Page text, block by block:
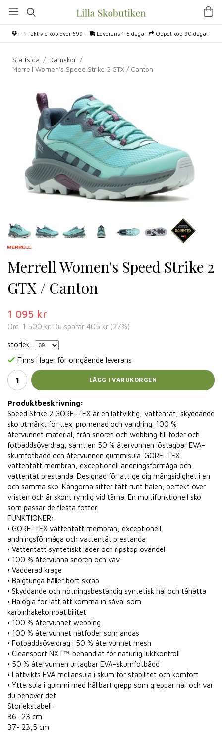
Fri frakt vid köp över 699:- Leverans 1-5 dagar Öppet köp 90 dagar
Startsida / Damskor /
Merrell Women's Speed Strike 2 GTX / Canton
Merrell Women's Speed Strike 2
GTX / Canton
1 095 kr
Ord. 1 500 kr. Du sparar 405 kr (27%)
storlek
Finns i lager för omgående leverans
LÄGG I VARUKORGEN
Produktbeskrivning:
Speed Strike 2 GORE-TEX ​​är en lättviktig, vattentät, skyddande
sko utmärkt för t.ex. promenad och vandring. 100 %
återvunnet material, från snören och webbing till foder och
fotbäddsöverdrag, samt en 50 % återvunnen löstagbar EVA-
skumfotbädd och återvunnen gummisula. GORE-TEX
vattentätt membran, exceptionell andningsförmåga och
vattentät prestanda. Designad för att ge dig mångsidighet i en
och samma sko. Kängorna sitter tätt runt hälen, perfekt över
vristen och är skönt rymlig vid tårna. En multifunktionell sko
som passar de flesta fötter.
FUNKTIONER:
• GORE-TEX vattentätt membran, exceptionell
andningsförmåga och vattentät prestanda
• Vattentätt syntetiskt läder och ripstop ovandel
• 100 % återvunna snören och väv
• Vadderad krage
• Bälgtunga håller bort skräp
• Skyddande och nötningsbeständig syntetisk häl och tåhätta
• Hälögla för lätt att komma in såväl som
karbinhakekompatibilitet
• 100 % återvunnet webbing
• 100 % återvunnet nätfoder som andas
• Fotbäddsöverdrag i 50 % återvunnet mesh
• Cleansport NXT™-behandlat för naturlig luktkontroll
• 50 % återvunnen urtagbar EVA-skumfotbädd
• Lättvikts EVA mellansula i skum för stabilitet och komfort
• Yttersula i gummi med hållbart grepp som greppar när och var
du behöver det
Storlekstabell:
36- 23 cm
37- 23,5 cm